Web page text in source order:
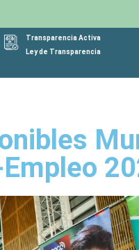
Transparencia Activa
Ley de Transparencia